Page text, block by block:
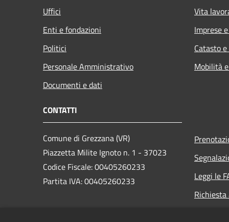
Uffici
Enti e fondazioni
Politici
Personale Amministrativo
Documenti e dati
Vita
Imprese
Catasto
Mobilità
CONTATTI
Comune di Grezzana (VR)
Piazzetta Milite Ignoto n. 1 - 37023
Codice Fiscale: 00405260233
Partita IVA: 00405260233
Leggi le